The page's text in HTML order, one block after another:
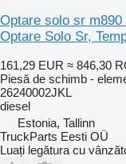
Optare solo sr m890
Optare Solo Sr,
161,29 EUR ≈ 846,30
Piesă de schimb -
26240002JKL
diesel
Estonia, Tallinn
TruckParts Eesti OÜ
Luați legătura cu